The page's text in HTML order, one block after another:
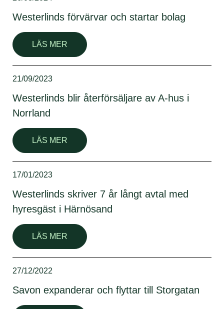
Westerlinds förvärvar och startar bolag
LÄS MER
21/09/2023
Westerlinds blir återförsäljare av A-hus i
Norrland
LÄS MER
17/01/2023
Westerlinds skriver 7 år långt avtal med
hyresgäst i Härnösand
LÄS MER
27/12/2022
Savon expanderar och flyttar till Storgatan